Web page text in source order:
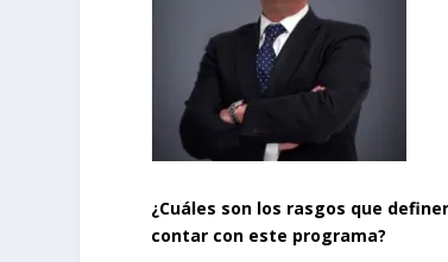
¿Cuáles son los rasgos que
contar con este programa?